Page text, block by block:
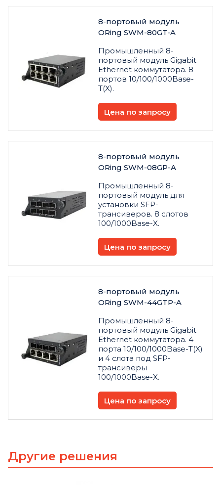
8-портовый модуль
ORing SWM-80GT-A
Промышленный 8-
портовый модуль Gigabit
Ethernet коммутатора. 8
портов 10/100/1000Base-
T(X).
Цена по запросу
8-портовый модуль
ORing SWM-08GP-A
Промышленный 8-
портовый модуль для
установки SFP-
трансиверов. 8 слотов
100/1000Base-X.
Цена по запросу
8-портовый модуль
ORing SWM-44GTP-A
Промышленный 8-
портовый модуль Gigabit
Ethernet коммутатора. 4
порта 10/100/1000Base-T(X)
и 4 слота под SFP-
трансиверы
100/1000Base-X.
Цена по запросу
Другие решения